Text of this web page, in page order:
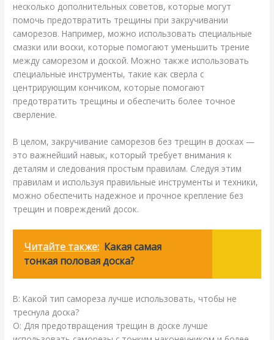
несколько дополнительных советов, которые могут
помочь предотвратить трещины при закручивании
саморезов. Например, можно использовать специальные
смазки или воски, которые помогают уменьшить трение
между саморезом и доской. Можно также использовать
специальные инструменты, такие как сверла с
центрирующим кончиком, которые помогают
предотвратить трещины и обеспечить более точное
сверление.
В целом, закручивание саморезов без трещин в досках —
это важнейший навык, который требует внимания к
деталям и следования простым правилам. Следуя этим
правилам и используя правильные инструменты и техники,
можно обеспечить надежное и прочное крепление без
трещин и повреждений досок.
Читайте также: Какая самая
тонкая половая доска?
В: Какой тип самореза лучше использовать, чтобы не
треснула доска?
О: Для предотвращения трещин в доске лучше